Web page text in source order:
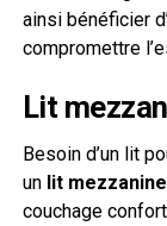
ainsi bénéficier
compromettre
Lit
Besoin d’un lit
un lit
couchage